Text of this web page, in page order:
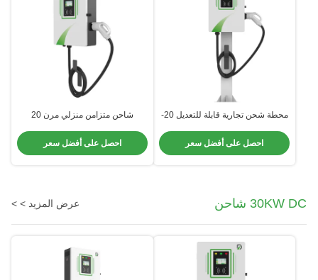
محطة شحن تجارية قابلة للتعديل 20-
احصل على أفضل سعر
شاحن متزامن منزلي مرن 20
OCPP 2.0 التكامل
احصل على أفضل سعر
30KW DC شاحن عرض المزيد > >